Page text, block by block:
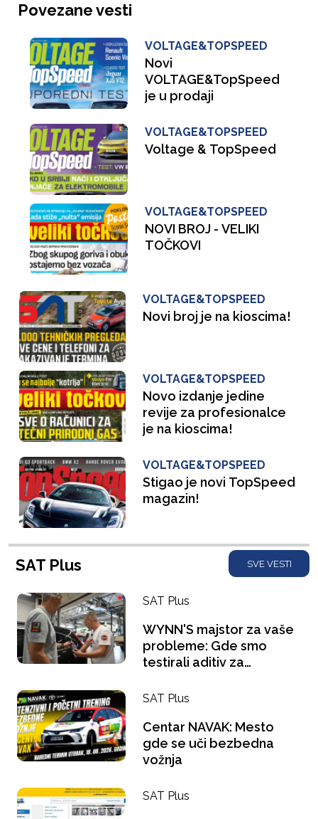
Povezane vesti
VOLTAGE&TOPSPEED
Novi
VOLTAGE&TopSpeed
je u prodaji
VOLTAGE&TOPSPEED
Voltage & TopSpeed
VOLTAGE&TOPSPEED
NOVI BROJ - VELIKI
TOČKOVI
VOLTAGE&TOPSPEED
Novi broj je na kioscima!
VOLTAGE&TOPSPEED
Novo izdanje jedine
revije za profesionalce
je na kioscima!
VOLTAGE&TOPSPEED
Stigao je novi TopSpeed
magazin!
SAT Plus SVE VESTI
SAT Plus
WYNN'S majstor za vaše
probleme: Gde smo
testirali aditiv za
na pauzi za kafu?
SAT Plus
Centar NAVAK: Mesto
gde se uči bezbedna
vožnja
SAT Plus